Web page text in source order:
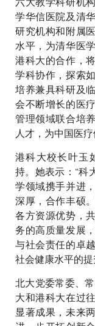
学华信医院及清
研究机构和附属
水平，为清华医
港科大的合作，
学科协作，探索
培养兼具科研及
会不断增长的医
管理领域联合培
人才，为中国医
港科大校长叶玉
持。她表示：“科
学领域携手并进
深厚，合作丰硕
各方资源优势，
务的高质量发展
与社会责任的卓
社会健康水平的
北大党委常委、
大和港科大在过
显著成果，未来